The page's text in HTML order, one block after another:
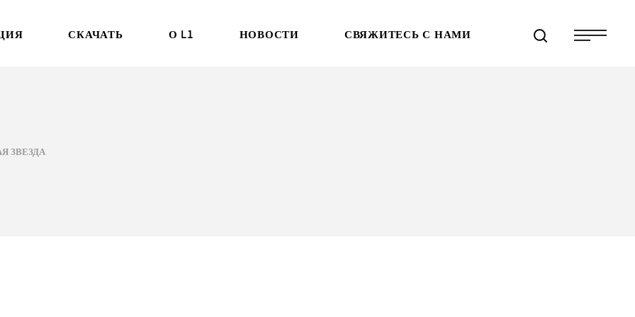
СКАЧАТЬ О L1 НОВОСТИ СВЯЖИТЕСЬ С НАМИ
ЗВЕЗДА